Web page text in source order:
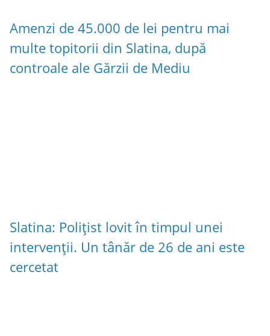
Amenzi de 45.000 de lei pentru mai
multe topitorii din Slatina, după
controale ale Gărzii de Mediu
Slatina: Polițist lovit în timpul unei
intervenții. Un tânăr de 26 de ani este
cercetat